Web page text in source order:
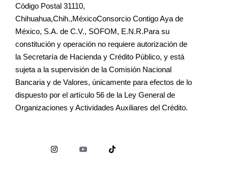
Código Postal 31110,
Chihuahua,Chih.,MéxicoConsorcio Contigo Aya de
México, S.A. de C.V., SOFOM, E.N.R.Para su
constitución y operación no requiere autorización de
la Secretaría de Hacienda y Crédito Público, y está
sujeta a la supervisión de la Comisión Nacional
Bancaria y de Valores, únicamente para efectos de lo
dispuesto por el artículo 56 de la Ley General de
Organizaciones y Actividades Auxiliares del Crédito.